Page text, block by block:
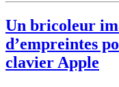
Un bricoleur
d’empreintes
clavier Apple